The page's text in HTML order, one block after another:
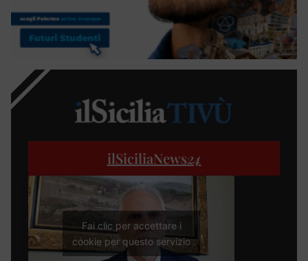
ilSiciliaNews24
Fai clic per accettare i
cookie per questo servizio